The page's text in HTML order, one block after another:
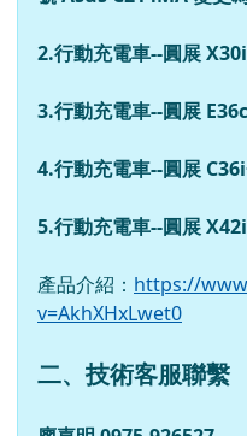
2.行動充電車--圓展X30i
3.行動充電車--圓展
4.行動充電車--圓展
5.行動充電車--圓展X42i
產品介紹： https://
v=AkhXHxLwet0
二、技術客服聯繫